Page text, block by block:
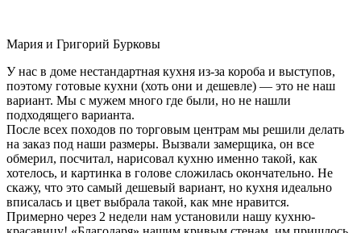
Мария и Григорий Бурковы
У нас в доме нестандартная кухня из-за короба и выступов,
поэтому готовые кухни (хоть они и дешевле) — это не наш
вариант. Мы с мужем много где были, но не нашли
подходящего варианта.
После всех походов по торговым центрам мы решили делать
на заказ под наши размеры. Вызвали замерщика, он все
обмерил, посчитал, нарисовал кухню именно такой, как
хотелось, и картинка в голове сложилась окончательно. Не
скажу, что это самый дешевый вариант, но кухня идеально
вписалась и цвет выбрала такой, как мне нравится.
Примерно через 2 недели нам установили нашу кухню-